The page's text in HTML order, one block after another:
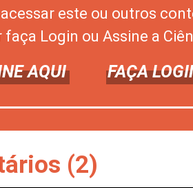
este ou outros
faça Login ou Assine a
AQUI FAÇA
(2)